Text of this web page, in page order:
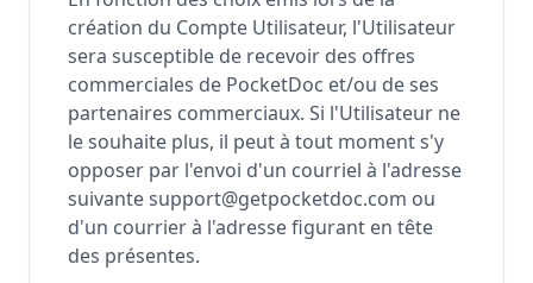
création du Compte Utilisateur, l'Utilisateur
sera susceptible de recevoir des offres
commerciales de PocketDoc et/ou de ses
partenaires commerciaux. Si l'Utilisateur ne
le souhaite plus, il peut à tout moment s'y
opposer par l'envoi d'un courriel à l'adresse
suivante support@getpocketdoc.com ou
d'un courrier à l'adresse figurant en tête
des présentes.